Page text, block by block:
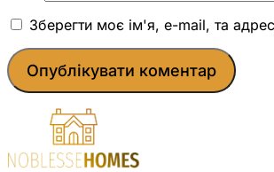
Зберегти моє ім'я, e-mail, та